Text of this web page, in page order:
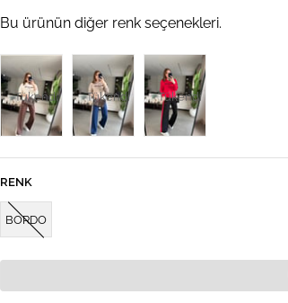
Bu ürünün diğer renk seçenekleri.
Tükendi Tükendi Tükendi
RENK
BORDO